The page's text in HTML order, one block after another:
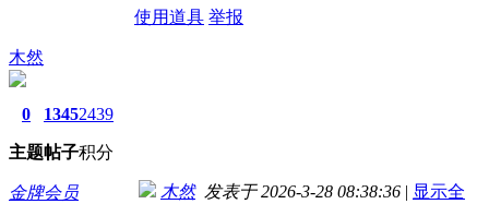
使用道具 举报
木然
0
主题
1345
帖子
2439
积分
金牌会员 木然发表于 2026-3-28 08:38:36 | 显示全